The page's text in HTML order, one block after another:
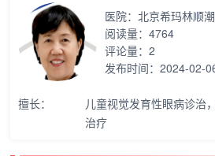
医生
资讯
优惠中心
医院：北京希玛林顺
阅读量：4764
评论量：2
发布时间：2024-02-
擅长：
儿童视觉发育性眼病诊治
治疗